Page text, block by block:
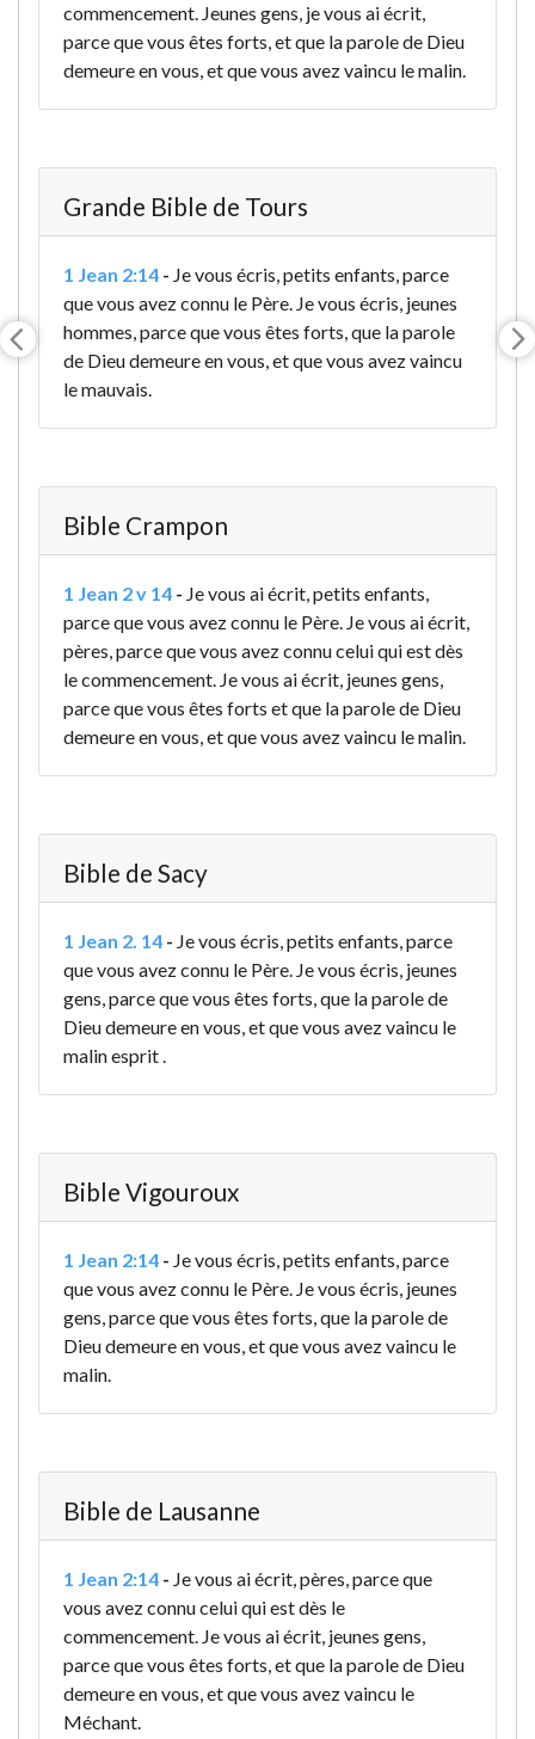
commencement. Jeunes gens, je vous ai écrit,
parce que vous êtes forts, et que la parole de Dieu
demeure en vous, et que vous avez vaincu le malin.
Grande Bible de Tours
1 Jean 2:14 - Je vous écris, petits enfants, parce
que vous avez connu le Père. Je vous écris, jeunes
hommes, parce que vous êtes forts, que la parole
de Dieu demeure en vous, et que vous avez vaincu
le mauvais.
Bible Crampon
1 Jean 2 v 14 - Je vous ai écrit, petits enfants,
parce que vous avez connu le Père. Je vous ai écrit,
pères, parce que vous avez connu celui qui est dès
le commencement. Je vous ai écrit, jeunes gens,
parce que vous êtes forts et que la parole de Dieu
demeure en vous, et que vous avez vaincu le malin.
Bible de Sacy
1 Jean 2. 14 - Je vous écris, petits enfants, parce
que vous avez connu le Père. Je vous écris, jeunes
gens, parce que vous êtes forts, que la parole de
Dieu demeure en vous, et que vous avez vaincu le
malin esprit .
Bible Vigouroux
1 Jean 2:14 - Je vous écris, petits enfants, parce
que vous avez connu le Père. Je vous écris, jeunes
gens, parce que vous êtes forts, que la parole de
Dieu demeure en vous, et que vous avez vaincu le
malin.
Bible de Lausanne
1 Jean 2:14 - Je vous ai écrit, pères, parce que
vous avez connu celui qui est dès le
commencement. Je vous ai écrit, jeunes gens,
parce que vous êtes forts, et que la parole de Dieu
demeure en vous, et que vous avez vaincu le
Méchant.